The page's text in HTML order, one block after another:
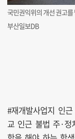
국민권익위의 개선 권고를
부산일보DB
#재개발사업지 인
교 인근 불법 주·정